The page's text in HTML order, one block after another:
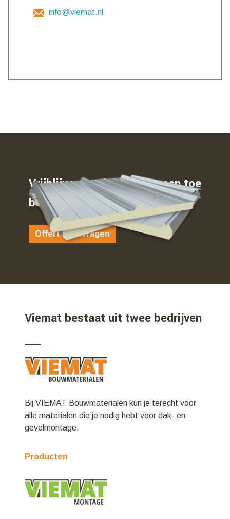
info@viemat.nl
Vrijblijvend weten waar u aan toe
bent…
Offerte aanvragen
Viemat bestaat uit twee bedrijven
Bij VIEMAT Bouwmaterialen kun je terecht voor
alle materialen die je nodig hebt voor dak- en
gevelmontage.
Producten